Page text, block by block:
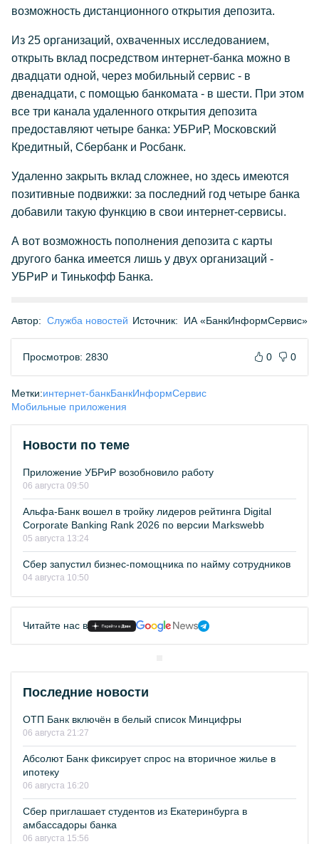
возможность дистанционного открытия депозита.
Из 25 организаций, охваченных исследованием,
открыть вклад посредством интернет-банка можно в
двадцати одной, через мобильный сервис - в
двенадцати, с помощью банкомата - в шести. При этом
все три канала удаленного открытия депозита
предоставляют четыре банка: УБРиР, Московский
Кредитный, Сбербанк и Росбанк.
Удаленно закрыть вклад сложнее, но здесь имеются
позитивные подвижки: за последний год четыре банка
добавили такую функцию в свои интернет-сервисы.
А вот возможность пополнения депозита с карты
другого банка имеется лишь у двух организаций -
УБРиР и Тинькофф Банка.
Автор: Служба новостей Источник: ИА «БанкИнформСервис»
Просмотров: 2830 0 0
Метки:интернет-банкБанкИнформСервис
Мобильные приложения
Новости по теме
Приложение УБРиР возобновило работу
06 августа 09:50
Альфа-Банк вошел в тройку лидеров рейтинга Digital
Corporate Banking Rank 2026 по версии Markswebb
05 августа 13:24
Сбер запустил бизнес-помощника по найму сотрудников
04 августа 10:50
Читайте нас в
Последние новости
ОТП Банк включён в белый список Минцифры
06 августа 21:27
Абсолют Банк фиксирует спрос на вторичное жилье в
ипотеку
06 августа 16:20
Сбер приглашает студентов из Екатеринбурга в
амбассадоры банка
06 августа 15:56